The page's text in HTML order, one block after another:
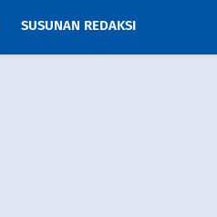
SUSUNAN REDAKSI